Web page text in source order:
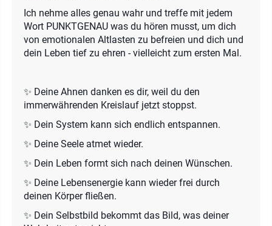
Ich nehme alles genau wahr und treffe mit jedem
Wort PUNKTGENAU was du hören musst, um dich
von emotionalen Altlasten zu befreien und dich und
dein Leben tief zu ehren - vielleicht zum ersten Mal.
✨ Deine Ahnen danken es dir, weil du den
immerwährenden Kreislauf jetzt stoppst.
✨ Dein System kann sich endlich entspannen.
✨ Deine Seele atmet wieder.
✨ Dein Leben formt sich nach deinen Wünschen.
✨ Deine Lebensenergie kann wieder frei durch
deinen Körper fließen.
✨ Dein Selbstbild bekommt das Bild, was deiner